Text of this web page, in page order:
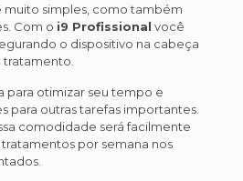
muito simples, como também
Com o i9 Profissional você
o dispositivo na cabeça
para otimizar seu tempo e
para outras tarefas importantes.
comodidade será facilmente
por semana nos